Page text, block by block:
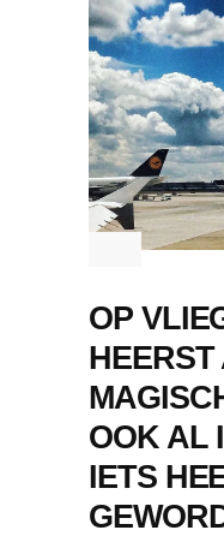
OP
HEERST
OOK AL
IETS